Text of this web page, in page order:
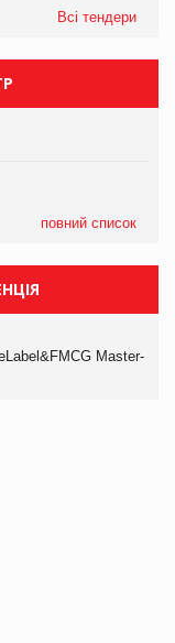
Всі тендери
повний список
Master-